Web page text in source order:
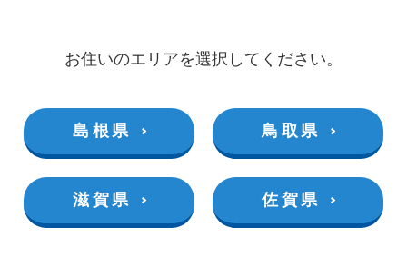
お住いのエリアを選択してください。
島根県 鳥取県
滋賀県 佐賀県